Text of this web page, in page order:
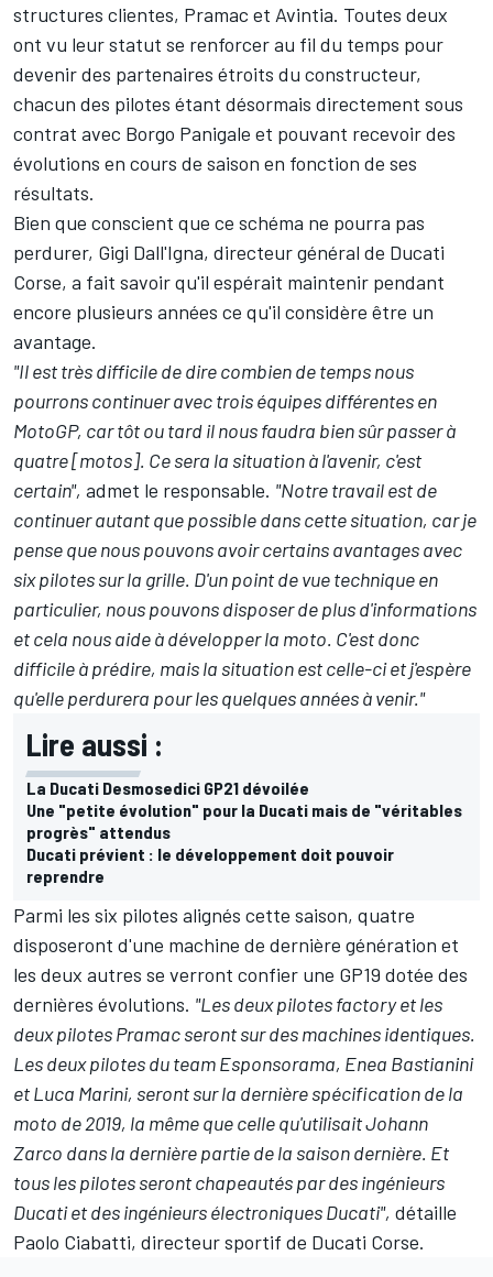
structures clientes, Pramac et Avintia. Toutes deux
ont vu leur statut se renforcer au fil du temps pour
devenir des partenaires étroits du constructeur,
chacun des pilotes étant désormais directement sous
contrat avec Borgo Panigale et pouvant recevoir des
évolutions en cours de saison en fonction de ses
résultats.
Bien que conscient que ce schéma ne pourra pas
perdurer, Gigi Dall'Igna, directeur général de Ducati
Corse, a fait savoir qu'il espérait maintenir pendant
encore plusieurs années ce qu'il considère être un
avantage.
"Il est très difficile de dire combien de temps nous
pourrons continuer avec trois équipes différentes en
MotoGP, car tôt ou tard il nous faudra bien sûr passer à
quatre [motos]. Ce sera la situation à l'avenir, c'est
certain", admet le responsable. "Notre travail est de
continuer autant que possible dans cette situation, car je
pense que nous pouvons avoir certains avantages avec
six pilotes sur la grille. D'un point de vue technique en
particulier, nous pouvons disposer de plus d'informations
et cela nous aide à développer la moto. C'est donc
difficile à prédire, mais la situation est celle-ci et j'espère
qu'elle perdurera pour les quelques années à venir."
Lire aussi :
La Ducati Desmosedici GP21 dévoilée
Une "petite évolution" pour la Ducati mais de "véritables
progrès" attendus
Ducati prévient : le développement doit pouvoir
reprendre
Parmi les six pilotes alignés cette saison, quatre
disposeront d'une machine de dernière génération et
les deux autres se verront confier une GP19 dotée des
dernières évolutions. "Les deux pilotes factory et les
deux pilotes Pramac seront sur des machines identiques.
Les deux pilotes du team Esponsorama, Enea Bastianini
et Luca Marini, seront sur la dernière spécification de la
moto de 2019, la même que celle qu'utilisait Johann
Zarco dans la dernière partie de la saison dernière. Et
tous les pilotes seront chapeautés par des ingénieurs
Ducati et des ingénieurs électroniques Ducati", détaille
Paolo Ciabatti, directeur sportif de Ducati Corse.